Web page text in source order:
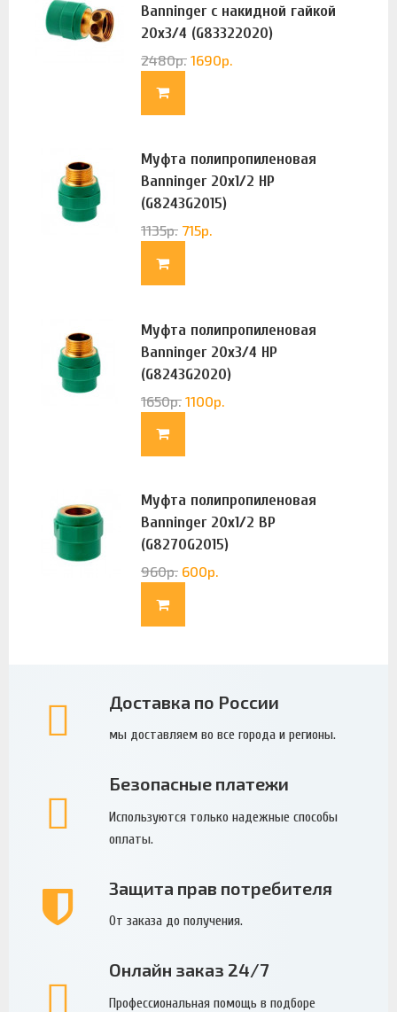
Banninger с накидной гайкой
20х3/4 (G83322020)
2480р. 1690р.
Муфта полипропиленовая
Banninger 20х1/2 НР
(G8243G2015)
1135р. 715р.
Муфта полипропиленовая
Banninger 20х3/4 НР
(G8243G2020)
1650р. 1100р.
Муфта полипропиленовая
Banninger 20х1/2 ВР
(G8270G2015)
960р. 600р.
Доставка по России
мы доставляем во все города и регионы.
Безопасные платежи
Используются только надежные способы
оплаты.
Защита прав потребителя
От заказа до получения.
Онлайн заказ 24/7
Профессиональная помощь в подборе